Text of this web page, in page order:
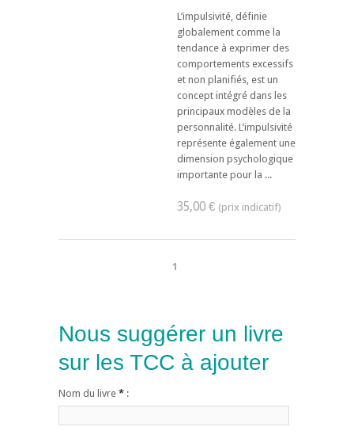
L’impulsivité, définie
globalement comme la
tendance à exprimer des
comportements excessifs
et non planifiés, est un
concept intégré dans les
principaux modèles de la
personnalité. L’impulsivité
représente également une
dimension psychologique
importante pour la ...
35,00 €
1
Nous suggérer un livre
sur les TCC à ajouter
Nom du livre * :